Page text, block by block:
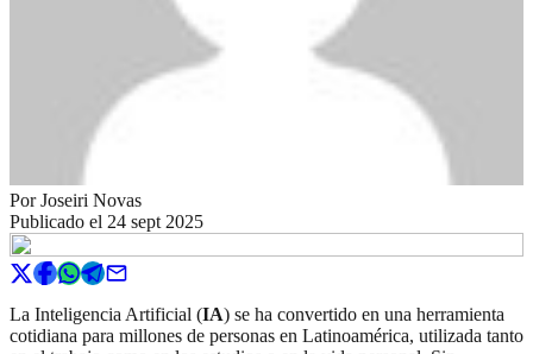
PorJoseiri Novas
Publicado el 24 sept 2025
La Inteligencia Artificial (IA) se ha convertido en una herramienta
cotidiana para millones de personas en Latinoamérica, utilizada tanto